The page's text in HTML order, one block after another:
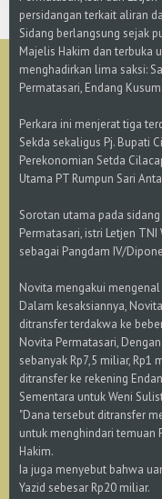
persidangan terkait aliran
Sidang berlangsung sejak
Majelis Hakim dan terbuka
menghadirkan lima saksi:
Permatasari, Endang
Perkara ini menjerat tiga
Sekda sekaligus Pj. Bupati
Perekonomian Setda
Utama PT Rumpun Sari
Sorotan utama pada
Permatasari, istri Letjen
sebagai Pangdam IV/
Novita mengakui
Dalam kesaksiannya,
ditransfer terdakwa ke
Novita Permatasari,
sebanyak Rp7,5 miliar, Rp1
ditransfer ke rekening
Sementara untuk Weni
"Dana tersebut ditransfer
untuk menghindari temuan
Hakim.
Ia juga menyebut bahwa
Yazid sebesar Rp20 miliar.